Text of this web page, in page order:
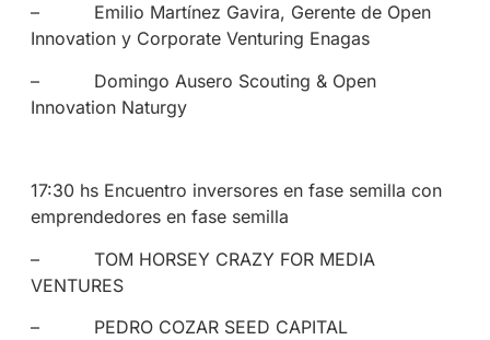
– Emilio Martínez Gavira, Gerente de Open
Innovation y Corporate Venturing Enagas
– Domingo Ausero Scouting & Open
Innovation Naturgy
17:30 hs Encuentro inversores en fase semilla con
emprendedores en fase semilla
– TOM HORSEY CRAZY FOR MEDIA
VENTURES
– PEDRO COZAR SEED CAPITAL